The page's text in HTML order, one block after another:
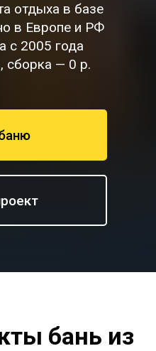
отдыха в базе
в Европе и РФ
с 2005 года
сборка — 0 р.
бань из